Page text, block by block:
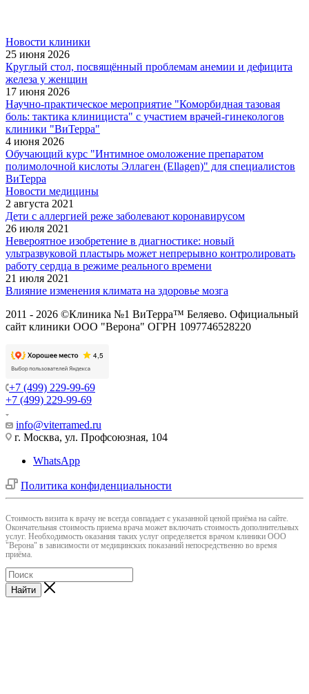
Новости клиники
25 июня 2026
Круглый стол, посвящённый проблемам анемии и дефицита
железа у женщин
17 июня 2026
Научно-практическое мероприятие "Коморбидная тазовая
боль: тактика клинициста" с участием врачей-гинекологов
клиники "ВиТерра"
4 июня 2026
Обучающий курс "Интимное омоложение препаратом
полимолочной кислоты Эллаген (Ellagen)" для специалистов
ВиТерра
Новости медицины
2 августа 2021
Дети с аллергией реже заболевают коронавирусом
26 июля 2021
Невероятное изобретение в диагностике: новый
ультразвуковой пластырь может непрерывно контролировать
работу сердца в режиме реального времени
21 июля 2021
Влияние изменения климата на здоровье мозга
2011 - 2026 ©Клиника №1 ВиТерра™ Беляево. Официальный
сайт клиники ООО "Верона" ОГРН 1097746528220
+7 (499) 229-99-69
+7 (499) 229-99-69
info@viterramed.ru
г. Москва, ул. Профсоюзная, 104
WhatsApp
Политика конфиденциальности
Cтоимость визита к врачу не всегда совпадает с указанной ценой приёма на сайте.
Окончательная стоимость приема врача может включать стоимость дополнительных
услуг. Необходимость оказания таких услуг определяется врачом клиники ООО
"Верона" в зависимости от медицинских показаний непосредственно во время
приёма.
Найти